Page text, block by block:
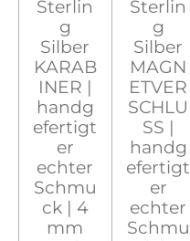
Sterlin
g
Silber
KARAB
INER |
handg
efertigt
er
echter
Schmu
ck | 4
mm
Sterlin
g
Silber
MAGN
ETVER
SCHLU
SS |
handg
efertigt
er
echter
Schmu